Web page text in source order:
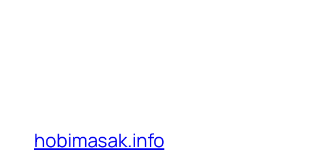
hobimasak.info